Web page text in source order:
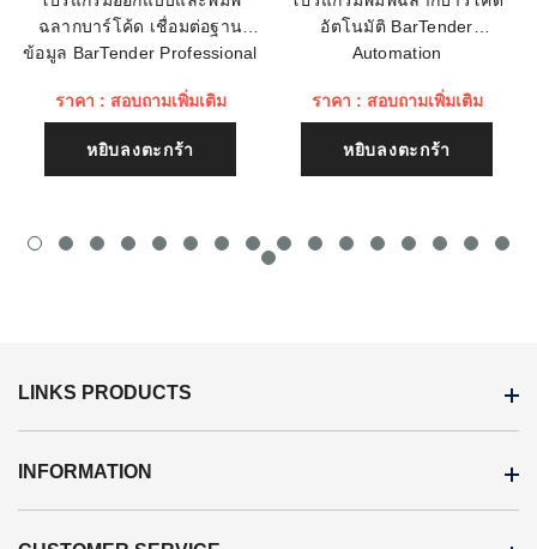
เนื้อหา (1500)
ฉลากบาร์โค้ด เชื่อมต่อฐาน
ข้อมูล BarTender Professional
ราคา : สอบถามเพิ่มเติม
หยิบลงตะกร้า
อัตโนมัติ BarTender
Automation
ราคา : สอบถามเพิ่มเติม
หยิบลงตะกร้า
LINKS PRODUCTS
INFORMATION